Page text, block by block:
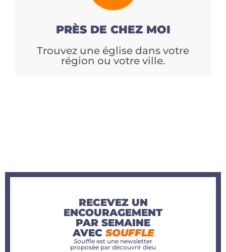
PRÈS DE CHEZ MOI
Trouvez une église dans votre
région ou votre ville.
RECEVEZ UN
ENCOURAGEMENT
PAR SEMAINE
AVECSOUFFLE
Souffle est une newsletter
proposée par découvrir dieu